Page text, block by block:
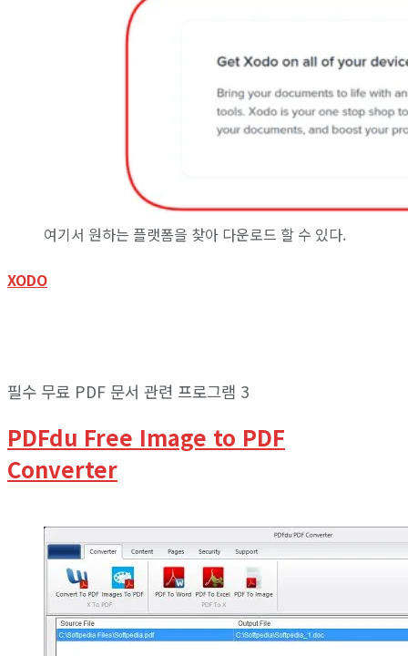
여기서 원하는 플랫폼을 찾아 다운로드 할 수 있다.
XODO
필수 무료 PDF 문서 관련 프로그램 3
PDFdu Free Image to PDF
Converter